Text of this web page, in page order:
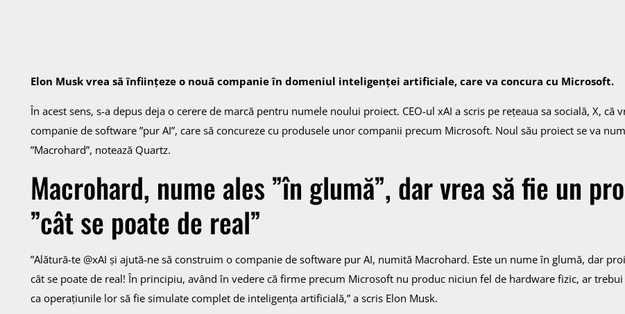
Elon Musk vrea să înființeze o nouă companie în domeniul inteligenței artificiale, care va concura cu Microsoft.
În acest sens, s-a depus deja o cerere de marcă pentru numele noului proiect. CEO-ul xAI a scris pe rețeaua sa socială, X, că
companie de software ”pur AI”, care să concureze cu produsele unor companii precum Microsoft. Noul său proiect se va
”Macrohard”, notează Quartz.
Macrohard, nume ales ”în glumă”, dar vrea să fie un
”cât se poate de real”
”Alătură-te @xAI și ajută-ne să construim o companie de software pur AI, numită Macrohard. Este un nume în glumă, dar
cât se poate de real! În principiu, având în vedere că firme precum Microsoft nu produc niciun fel de hardware fizic, ar
ca operațiunile lor să fie simulate complet de inteligența artificială,” a scris Elon Musk.